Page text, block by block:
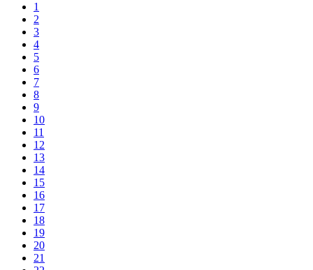
1
2
3
4
5
6
7
8
9
10
11
12
13
14
15
16
17
18
19
20
21